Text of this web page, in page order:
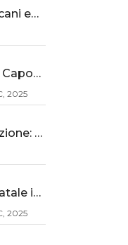
Ristorante pet friendly, cani ed altri animali ammessi
Festeggia il Capodanno da Archisa
2025
10 Anni di Gusto e Tradizione: Scopri l'Aperitivo del Viandante a 19€!
Pranzo di Natale in famiglia da Archisa
2025